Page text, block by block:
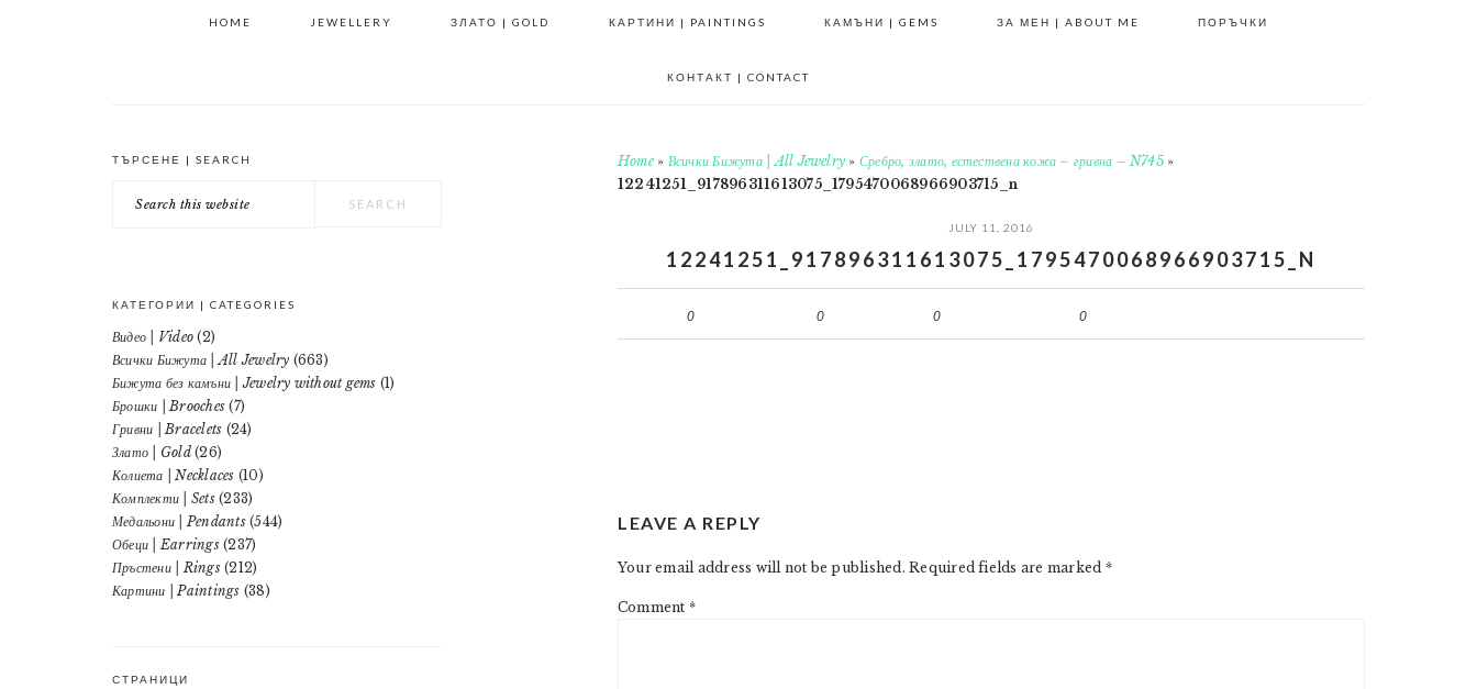
HOME JEWELLERY ЗЛАТО | GOLD КАРТИНИ | PAINTINGS КАМЪНИ | GEMS ЗА МЕН | ABOUT ME ПОРЪЧКИ
КОНТАКТ | CONTACT
Home» Всички Бижута | All Jewelry » Сребро, злато, естествена кожа – гривна – N745»
12241251_917896311613075_1795470068966903715_n
JULY 11, 2016
12241251_917896311613075_1795470068966903715_N
0 0 0 0
INTERACTIONS
LEAVE A REPLY
Your email address will not be published. Required fields are marked *
Comment *
PRIMARY
SIDEBAR
ТЪРСЕНЕ | SEARCH
this
КАТЕГОРИИ | CATEGORIES
Видео | Video (2)
Всички Бижута | All Jewelry (663)
Бижута без камъни | Jewelry without gems (1)
Брошки | Brooches (7)
Гривни | Bracelets (24)
Злато | Gold(26)
Колиета | Necklaces (10)
Комплекти | Sets(233)
Медальони | Pendants(544)
Обеци | Earrings(237)
Пръстени | Rings(212)
Картини | Paintings (38)
СТРАНИЦИ